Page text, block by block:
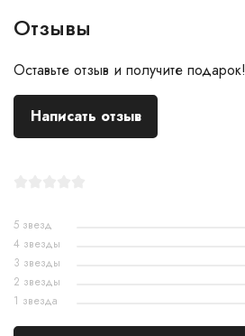
Отзывы
Оставьте отзыв и получите подарок!
Написать отзыв
5 звезд
4 звезды
3 звезды
2 звезды
1 звезда